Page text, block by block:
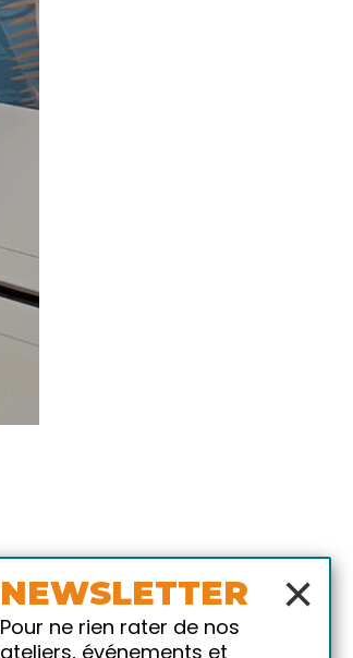
×
NEWSLETTER
Pour ne rien rater de nos
ateliers, événements et